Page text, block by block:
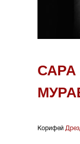
Корифей